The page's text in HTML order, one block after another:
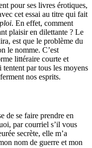
pour ses livres érotiques,
cet essai au titre qui fait
. En effet, comment
plaisir en dilettante ? Le
est que le problème du
le nomme. C’est
littéraire courte et
par tous les moyens
nos esprits.
de se faire prendre en
par courriel s’il vous
secrète, elle m’a
nom de guerre et mon